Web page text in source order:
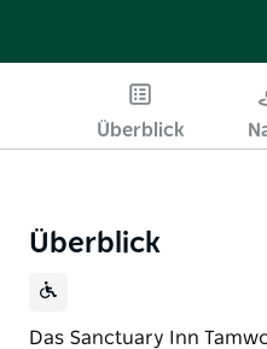
Überblick
Überblick
Das Sanctuary Inn